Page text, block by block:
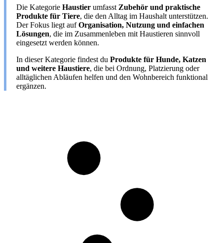
Die Kategorie Haustier umfasst Zubehör und praktische
Produkte für Tiere, die den Alltag im Haushalt unterstützen.
Der Fokus liegt aufOrganisation, Nutzung und einfachen
Lösungen, die im Zusammenleben mit Haustieren sinnvoll
eingesetzt werden können.
In dieser Kategorie findest du Produkte für Hunde, Katzen
und weitere Haustiere, die bei Ordnung, Platzierung oder
alltäglichen Abläufen helfen und den Wohnbereich funktional
ergänzen.